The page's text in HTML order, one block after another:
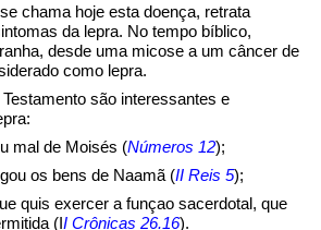
chama hoje esta doença, retrata
da lepra. No tempo bíblico,
desde uma micose a um câncer de
como lepra.
são interessantes e
mal de Moisés (Números 12);
os bens de Naamã (II Reis 5);
quis exercer a funçao sacerdotal, que
(II Crônicas 26.16).